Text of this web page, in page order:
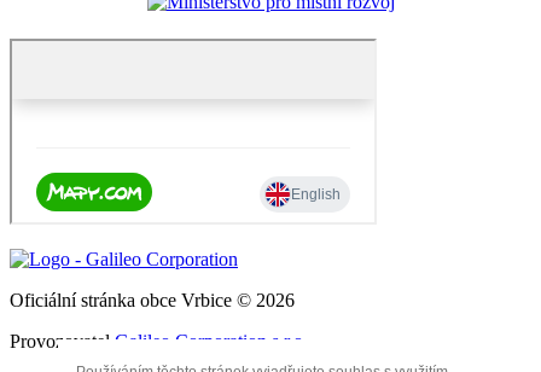
Oficiální stránka obce Vrbice © 2026
Provozovatel Galileo Corporation s.r.o.